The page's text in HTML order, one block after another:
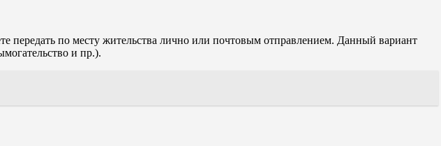
передать по месту жительства лично или почтовым отправлением. Данный вариант
и пр.).